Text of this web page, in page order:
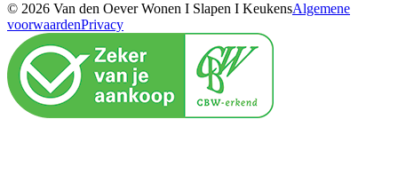
© 2026 Van den Oever Wonen I Slapen I KeukensAlgemene
voorwaardenPrivacy